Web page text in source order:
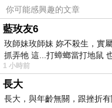
分享美食~也凝聚了大家的情
約您來盡情享受一場美食饗
意的地下1樓，當天到達那邊
因此裡面除了一桌在用餐外
哪個地方就可以隨性的拍照
服務人員還是一樣用
你可能感興趣的文章
藍玫友6
玫師妹玫師妹 妳不殺生，實
抓弄牠 這...打蟑螂當打地鼠
1 小時前
長大
長大，與年齡無關，跟挫折有